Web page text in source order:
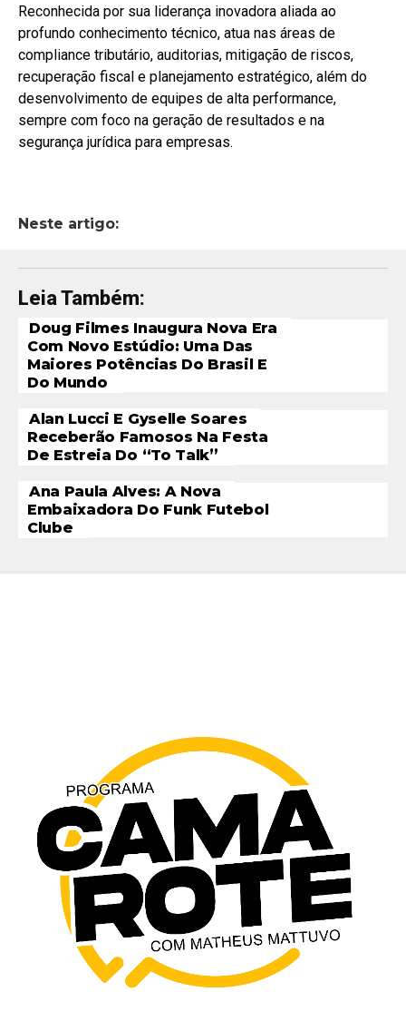
Reconhecida por sua liderança inovadora aliada ao
profundo conhecimento técnico, atua nas áreas de
compliance tributário, auditorias, mitigação de riscos,
recuperação fiscal e planejamento estratégico, além do
desenvolvimento de equipes de alta performance,
sempre com foco na geração de resultados e na
segurança jurídica para empresas.
Neste artigo:
Leia Também:
Doug Filmes Inaugura Nova Era
Com Novo Estúdio: Uma Das
Maiores Potências Do Brasil E
Do Mundo
Alan Lucci E Gyselle Soares
Receberão Famosos Na Festa
De Estreia Do “To Talk”
Ana Paula Alves: A Nova
Embaixadora Do Funk Futebol
Clube